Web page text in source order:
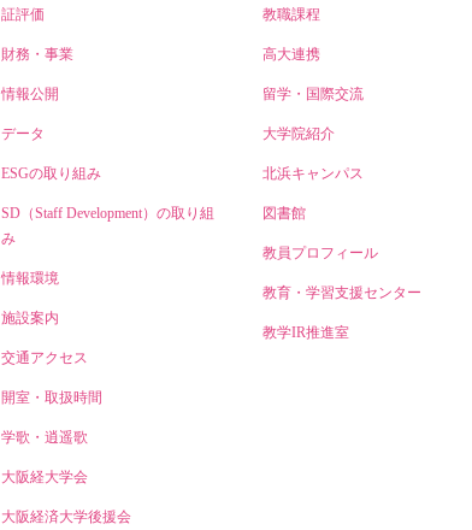
証評価
財務・事業
情報公開
データ
ESGの取り組み
SD（Staff Development）の取り組
み
情報環境
施設案内
交通アクセス
開室・取扱時間
学歌・逍遥歌
大阪経大学会
大阪経済大学後援会
教職課程
高大連携
留学・国際交流
大学院紹介
北浜キャンパス
図書館
教員プロフィール
教育・学習支援センター
教学IR推進室